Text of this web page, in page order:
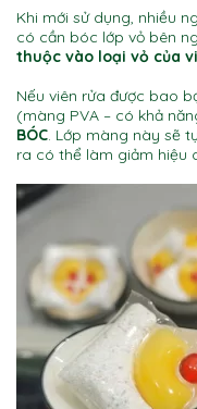
Khi mới sử dụng, nhiều
có cần bóc lớp vỏ bên
thuộc vào loại vỏ của
Nếu viên rửa được bao
(màng PVA – có khả
BÓC. Lớp màng này sẽ
ra có thể làm giảm hiệu